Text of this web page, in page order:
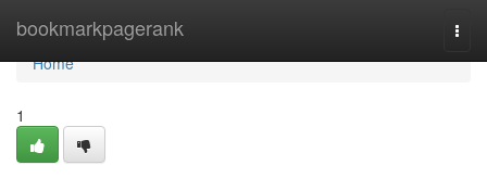
bookmarkpagerank
Home
Home
1